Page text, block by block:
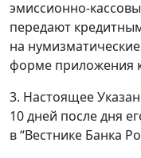
эмиссионно-
передают
на
форме приложения
3. Настоящее
10 дней после дня
в “Вестнике Банка